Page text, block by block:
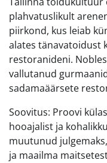
plahvatuslikult
piirkond, kus leiab
alates tänavatoidust
restoranideni.
vallutanud
sadamaäärsete
Soovitus: Proovi
hooajalist ja
muutunud
ja maailma